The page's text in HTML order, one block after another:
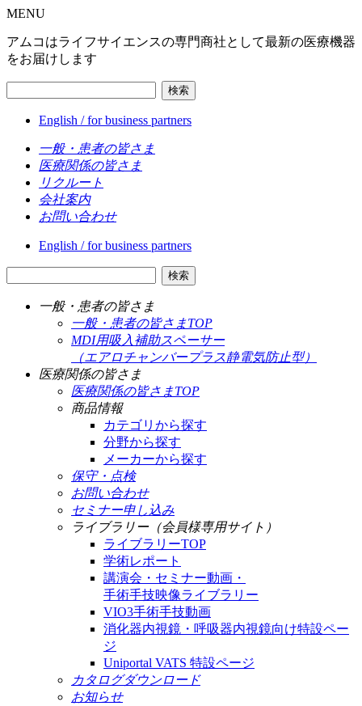
MENU
アムコはライフサイエンスの専門商社として最新の医療機器
をお届けします
検索
English / for business partners
一般・患者の皆さま
医療関係の皆さま
リクルート
会社案内
お問い合わせ
English / for business partners
検索
一般・患者の皆さま
一般・患者の皆さまTOP
MDI用吸入補助スペーサー
（エアロチャンバープラス静電気防止型）
医療関係の皆さま
医療関係の皆さまTOP
商品情報
カテゴリから探す
分野から探す
メーカーから探す
保守・点検
お問い合わせ
セミナー申し込み
ライブラリー（会員様専用サイト）
ライブラリーTOP
学術レポート
講演会・セミナー動画・
手術手技映像ライブラリー
VIO3手術手技動画
消化器内視鏡・呼吸器内視鏡向け特設ペー
ジ
Uniportal VATS 特設ページ
カタログダウンロード
お知らせ